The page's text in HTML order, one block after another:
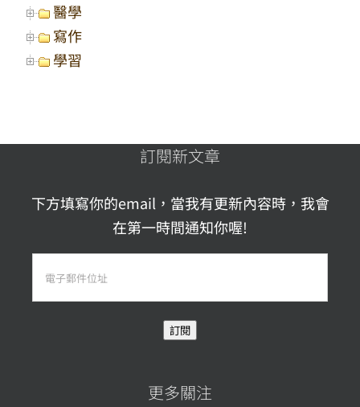
醫學
寫作
學習
訂閱新文章
下方填寫你的email，當我有更新內容時，我會
在第一時間通知你喔!
訂閱
更多關注